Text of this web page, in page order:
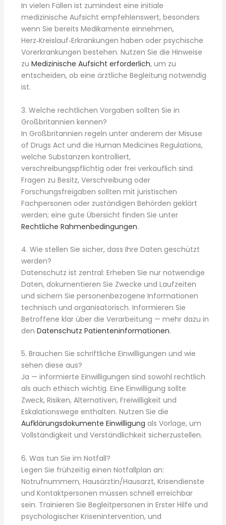
In vielen Fällen ist zumindest eine initiale
medizinische Aufsicht empfehlenswert, besonders
wenn Sie bereits Medikamente einnehmen,
Herz‑Kreislauf‑Erkrankungen haben oder psychische
Vorerkrankungen bestehen. Nutzen Sie die Hinweise
zu Medizinische Aufsicht erforderlich, um zu
entscheiden, ob eine ärztliche Begleitung notwendig
ist.
3. Welche rechtlichen Vorgaben sollten Sie in
Großbritannien kennen?
In Großbritannien regeln unter anderem der Misuse
of Drugs Act und die Human Medicines Regulations,
welche Substanzen kontrolliert,
verschreibungspflichtig oder frei verkäuflich sind.
Fragen zu Besitz, Verschreibung oder
Forschungsfreigaben sollten mit juristischen
Fachpersonen oder zuständigen Behörden geklärt
werden; eine gute Übersicht finden Sie unter
Rechtliche Rahmenbedingungen.
4. Wie stellen Sie sicher, dass Ihre Daten geschützt
werden?
Datenschutz ist zentral: Erheben Sie nur notwendige
Daten, dokumentieren Sie Zwecke und Laufzeiten
und sichern Sie personenbezogene Informationen
technisch und organisatorisch. Informieren Sie
Betroffene klar über die Verarbeitung — mehr dazu in
den Datenschutz Patienteninformationen.
5. Brauchen Sie schriftliche Einwilligungen und wie
sehen diese aus?
Ja — informierte Einwilligungen sind sowohl rechtlich
als auch ethisch wichtig. Eine Einwilligung sollte
Zweck, Risiken, Alternativen, Freiwilligkeit und
Eskalationswege enthalten. Nutzen Sie die
Aufklärungsdokumente Einwilligung als Vorlage, um
Vollständigkeit und Verständlichkeit sicherzustellen.
6. Was tun Sie im Notfall?
Legen Sie frühzeitig einen Notfallplan an:
Notrufnummern, Hausärztin/Hausarzt, Krisendienste
und Kontaktpersonen müssen schnell erreichbar
sein. Trainieren Sie Begleitpersonen in Erster Hilfe und
psychologischer Krisenintervention, und